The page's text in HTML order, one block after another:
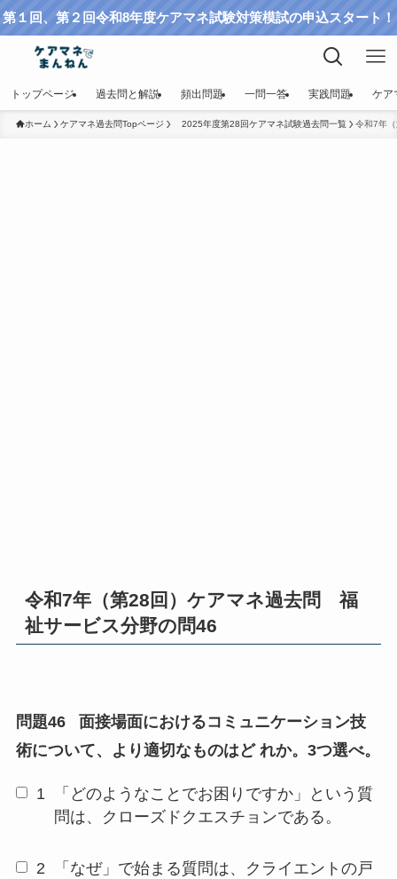
第１回、第２回令和8年度ケアマネ試験対策模試の申込スタート！
トップページ 過去問と解説 頻出問題 一問一答 実践問題 ケア
ホーム ケアマネ過去問Topページ 2025年度第28回ケアマネ試験過去問一覧 令和7年
令和7年（第28回）ケアマネ過去問 福
祉サービス分野の問46
問題46
面接場面におけるコミュニケーション技
術について、より適切なものはど れか。3つ選べ。
1
「どのようなことでお困りですか」という質
問は、クローズドクエスチョンである。
2
「なぜ」で始まる質問は、クライエントの戸